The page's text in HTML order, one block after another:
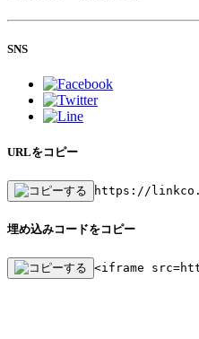
SNS
URLをコピー
https://
埋め込みコードをコピー
<iframe